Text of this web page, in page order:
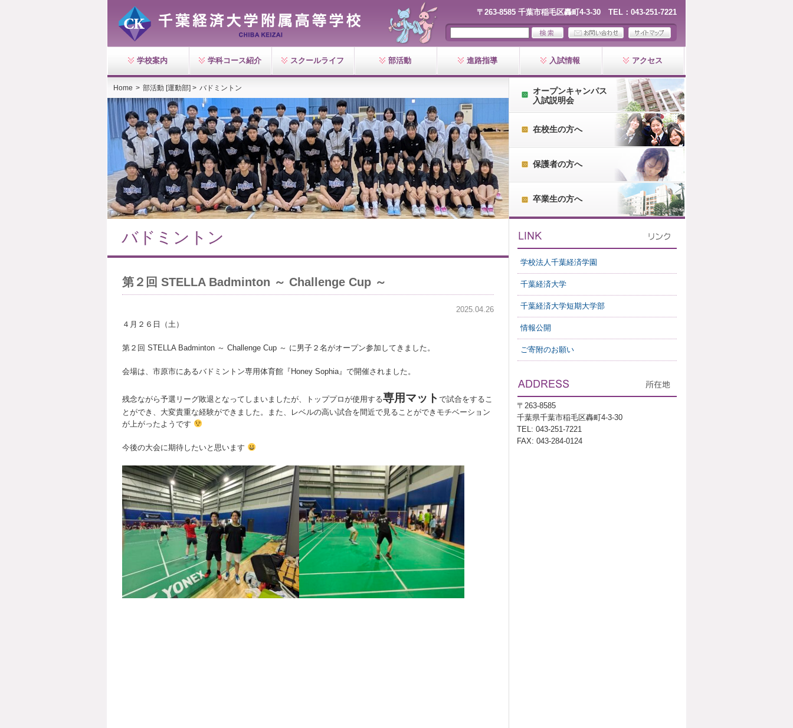
〒263-8585 千葉市稲毛区轟町4-3-30 TEL：043-251-7221
学校案内 学科コース紹介 スクールライフ 部活動 進路指導 入試情報 アクセス
Home > 部活動 [運動部] > バドミントン
オープンキャンパス
入試説明会
在校生の方へ
保護者の方へ
卒業生の方へ
バドミントン
第２回 STELLA Badminton ～ Challenge Cup ～
2025.04.26
４月２６日（土）
第２回 STELLA Badminton ～ Challenge Cup ～ に男子２名がオープン参加してきました。
会場は、市原市にあるバドミントン専用体育館『Honey Sophia』で開催されました。
残念ながら予選リーグ敗退となってしまいましたが、トッププロが使用する専用マット で試合をするこ
とができ、大変貴重な経験ができました。また、レベルの高い試合を間近で見ることができモチベーション
が上がったようです
今後の大会に期待したいと思います
学校法人千葉経済学園
千葉経済大学
千葉経済大学短期大学部
情報公開
ご寄附のお願い
〒263-8585
千葉県千葉市稲毛区轟町4-3-30
TEL: 043-251-7221
FAX: 043-284-0124